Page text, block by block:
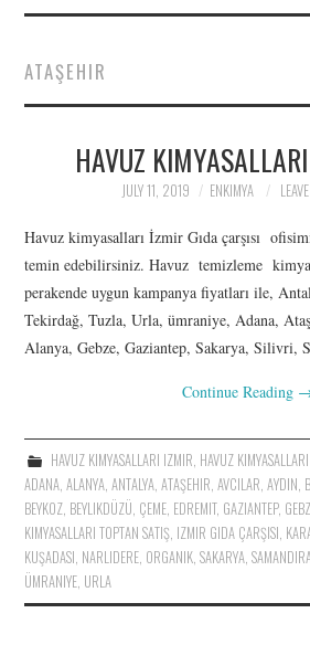
İLETIŞIM
ÜRÜNLER: SITRIK ASIT,
ASKORBIK ASIT,
KALSIYUM, LAKTIK ASIT
ATAŞEHIR
HAVUZ
JULY 11, 2019 ENKIMYA
Havuz kimyasalları İzmir Gıda çarşısı
temin edebilirsiniz. Havuz temizleme
perakende uygun kampanya fiyatları ile,
Tekirdağ, Tuzla, Urla, ümraniye, Adana,
Alanya, Gebze, Gaziantep, Sakarya, Silivri,
Continue Reading
HAVUZ KIMYASALLARI IZMIR HAVUZ
ADANA ,ALANYA ,ANTALYA ,ATAŞEHIR ,AVCILAR ,AYDIN
BEYKOZ BEYLIKDÜZÜ ÇEME EDREMIT, GAZIANTEP,
KIMYASALLARI TOPTAN SATIŞ IZMIR GIDA ÇARŞISI
KUŞADASI NARLIDERE ORGANIK ,SAKARYA ,
ÜMRANIYE URLA